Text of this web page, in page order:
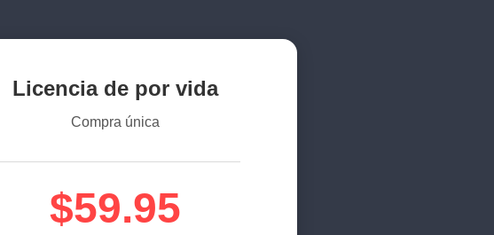
Licencia de por vida
Compra única
$59.95